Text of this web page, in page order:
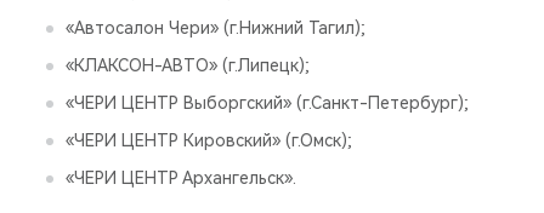
«Автосалон Чери» (г.Нижний Тагил);
«КЛАКСОН-АВТО» (г.Липецк);
«ЧЕРИ ЦЕНТР Выборгский» (г.Санкт-Петербург);
«ЧЕРИ ЦЕНТР Кировский» (г.Омск);
«ЧЕРИ ЦЕНТР Архангельск».